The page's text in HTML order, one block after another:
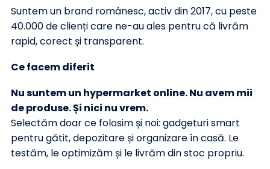
Suntem un brand românesc, activ din 2017, cu peste
40.000 de clienți care ne-au ales pentru că livrăm
rapid, corect și transparent.
Ce facem diferit
Nu suntem un hypermarket online. Nu avem mii
de produse. Și nici nu vrem.
Selectăm doar ce folosim și noi: gadgeturi smart
pentru gătit, depozitare și organizare în casă. Le
testăm, le optimizăm și le livrăm din stoc propriu.